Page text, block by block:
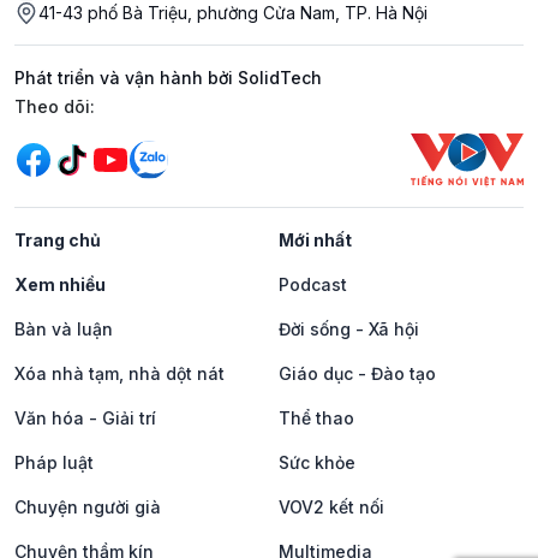
41-43 phố Bà Triệu, phường Cửa Nam, TP. Hà Nội
Phát triển và vận hành bởi SolidTech
Mạng xã hội
Theo dõi:
Trang chủ Mới nhất
Xem nhiều Podcast
Bàn và luận Đời sống - Xã hội
Xóa nhà tạm, nhà dột nát Giáo dục - Đào tạo
Văn hóa - Giải trí Thể thao
Pháp luật Sức khỏe
Chuyện người già VOV2 kết nối
Chuyện thầm kín Multimedia